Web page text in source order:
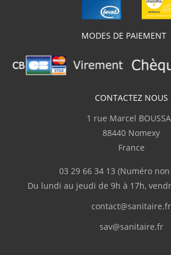
MODES DE PAIEMENT
CONTACTEZ NOUS
1 rue Marcel
88440 Nomexy
France
03 29 66 34 13 (Numéro
Du lundi au jeudi de 9h à 17h,
contact@sanitaire.fr
sav@sanitaire.fr